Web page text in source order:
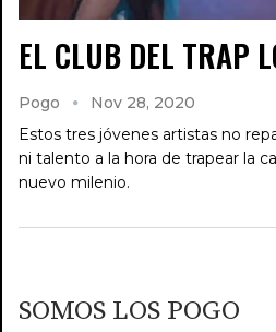
EL CLUB DEL TRAP
Pogo
Nov 28, 2020
Estos tres jóvenes artistas no
ni talento a la hora de trapear la
nuevo milenio.
SOMOS LOS POGO